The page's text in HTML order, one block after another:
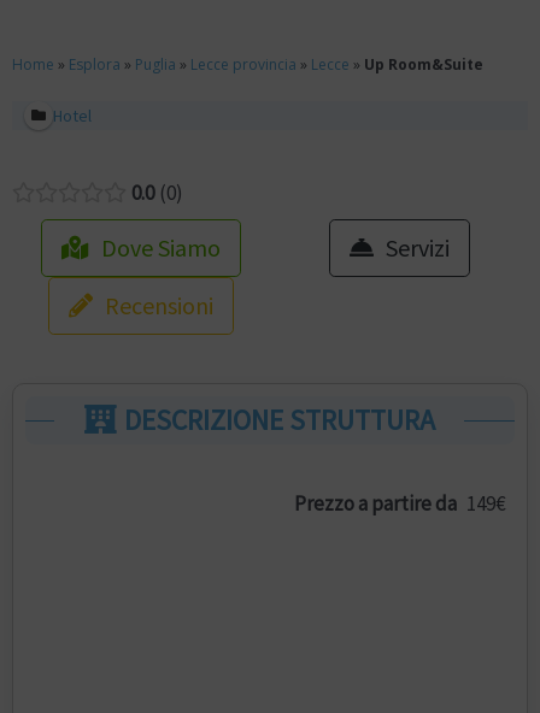
Home » Esplora » Puglia » Lecce provincia » Lecce » Up Room&Suite
Hotel
0.0 0
Dove Siamo
Servizi
Recensioni
DESCRIZIONE STRUTTURA
Prezzo a partire da 149€